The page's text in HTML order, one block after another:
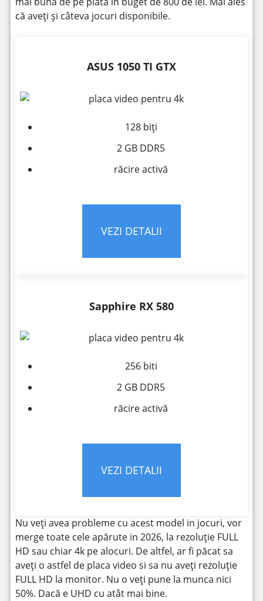
că aveți și câteva jocuri disponibile.
ASUS 1050 TI GTX
128 biți
2 GB DDR5
răcire activă
VEZI DETALII
Sapphire RX 580
256 biti
2 GB DDR5
răcire activă
VEZI DETALII
Nu veți avea probleme cu acest model in jocuri, vor
merge toate cele apărute in 2026, la rezoluție FULL
HD sau chiar 4k pe alocuri. De altfel, ar fi păcat sa
aveți o astfel de placa video si sa nu aveți rezoluție
FULL HD la monitor. Nu o veți pune la munca nici
50%. Dacă e UHD cu atât mai bine.